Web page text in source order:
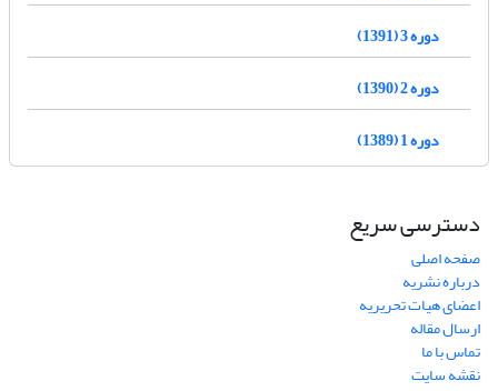
دوره 3 (1391)
دوره 2 (1390)
دوره 1 (1389)
دسترسی سریع
صفحه اصلی
درباره نشریه
اعضای هیات تحریریه
ارسال مقاله
تماس با ما
نقشه سایت